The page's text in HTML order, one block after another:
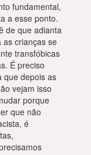
fundamental,
a esse ponto.
de que adianta
as crianças se
transfóbicas
É preciso
que depois as
vejam isso
porque
que não
é